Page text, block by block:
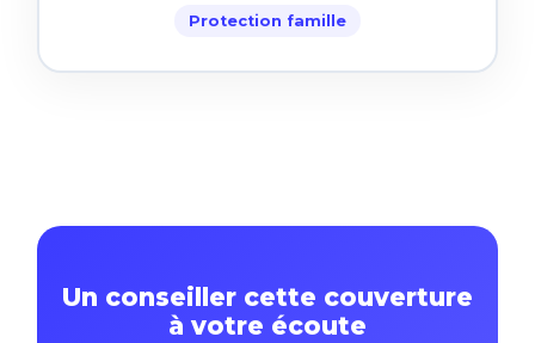
Protection famille
Un conseiller cette couverture
à votre écoute